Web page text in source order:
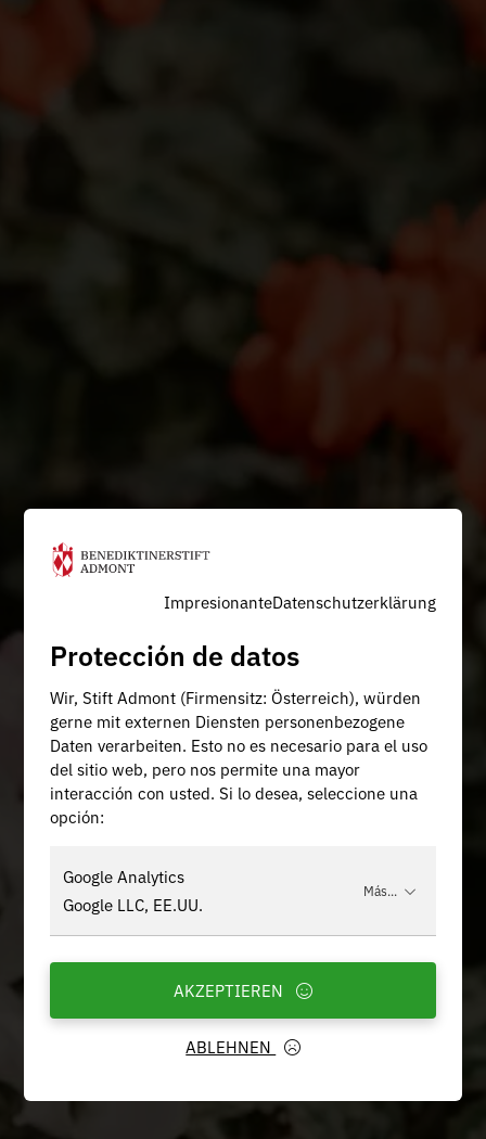
ImpresionanteDatenschutzerklärung
Protección de datos
Wir, Stift Admont (Firmensitz: Österreich), würden
gerne mit externen Diensten personenbezogene
Daten verarbeiten. Esto no es necesario para el uso
del sitio web, pero nos permite una mayor
interacción con usted. Si lo desea, seleccione una
opción:
Google Analytics
Google LLC, EE.UU.
Más...
ABLEHNEN
AKZEPTIEREN